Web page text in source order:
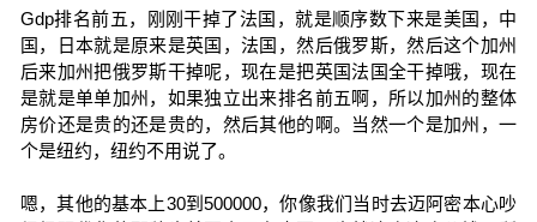
Gdp排名前五，刚刚干掉了法国，就是顺序数下来是美国，中
国，日本就是原来是英国，法国，然后俄罗斯，然后这个加州
后来加州把俄罗斯干掉呢，现在是把英国法国全干掉哦，现在
是就是单单加州，如果独立出来排名前五啊，所以加州的整体
房价还是贵的还是贵的，然后其他的啊。当然一个是加州，一
个是纽约，纽约不用说了。
嗯，其他的基本上30到500000，你像我们当时去迈阿密本心吵